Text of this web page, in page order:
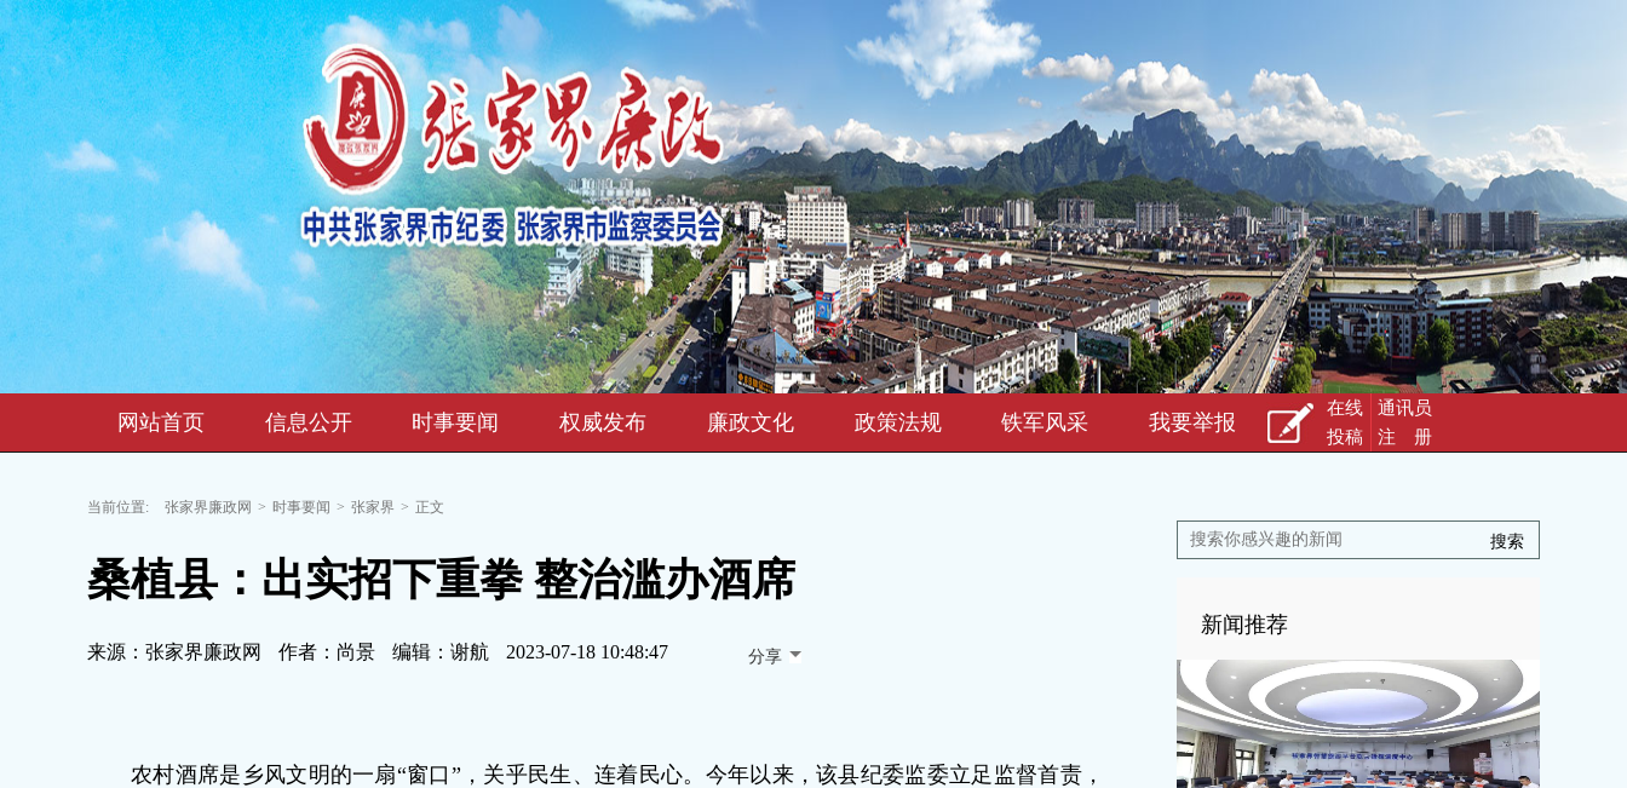
网站首页 信息公开 时事要闻 权威发布 廉政文化 政策法规 铁军风采 我要举报
在线
投稿
通讯员
注 册
当前位置: 张家界廉政网 > 时事要闻 > 张家界 > 正文
桑植县：出实招下重拳 整治滥办酒席
来源：张家界廉政网 作者：尚景 编辑：谢航 2023-07-18 10:48:47 分享
农村酒席是乡风文明的一扇“窗口”，关乎民生、连着民心。今年以来，该县纪委监委立足监督首责，
新闻推荐